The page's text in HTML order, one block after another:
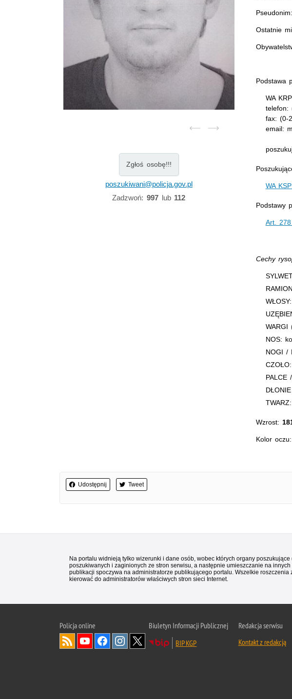
Zgłoś osobę!!!
poszukiwani@policja.gov.pl
Zadzwoń: 997lub 112
Pseudonim:
Ostatnie
Podstawa
WA
telefon:
fax: (0-
email:
WA
Podstawy
Art.
Cechy
WARGI
NOS:
NOGI /
PALCE
Wzrost:
Kolor
Udostępnij Tweet
Na portalu widnieją tylko wizerunki i dane osób, wobec których organy
poszukiwanych i zaginionych ze stron serwisu, a następnie umieszczanie na
publikacji spoczywa na administratorze publikującego portalu. Wszelkie
kierować do administratorów właściwych stron sieci Internet.
Policjaonline
Biuletyn Informacji Publicznej
BIP KGP
Redakcja serwisu
Kontakt z redakcją